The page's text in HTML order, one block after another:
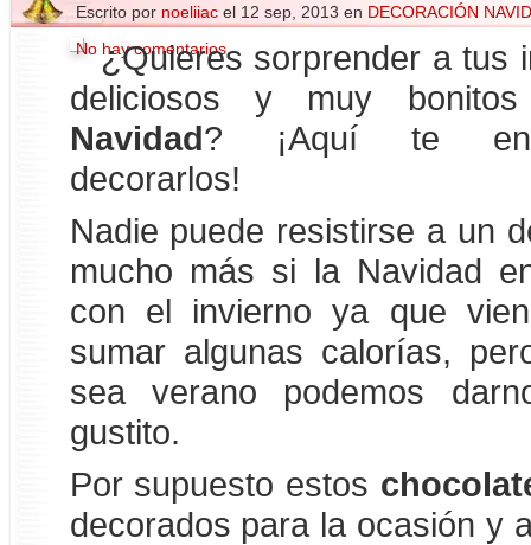
Escrito por noeliiacel 12 sep, 2013 en DECORACIÓN
No hay comentarios
¿Quieres sorprender a tus
deliciosos y muy
Navidad? ¡Aquí te
decorarlos!
Nadie puede resistirse a un
mucho más si la Navidad
con el invierno ya que
sumar algunas calorías,
sea verano podemos
gustito.
Por supuesto estos
decorados para la ocasión y